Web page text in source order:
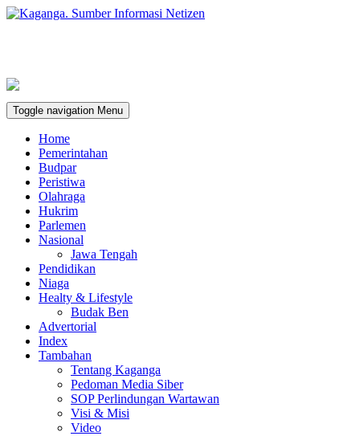
Toggle navigation Menu
Home
Pemerintahan
Budpar
Peristiwa
Olahraga
Hukrim
Parlemen
Nasional
Jawa Tengah
Pendidikan
Niaga
Healty & Lifestyle
Budak Ben
Advertorial
Index
Tambahan
Tentang Kaganga
Pedoman Media Siber
SOP Perlindungan Wartawan
Visi & Misi
Video